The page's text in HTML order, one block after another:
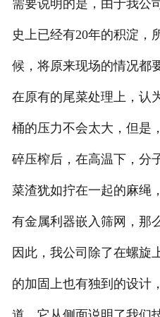
需要说明的是，由于我公
史上已经有20年的积淀，
候，将原来现场的情况都
在原有的尾菜处理上，认
桶的压力不会太大，但是
碎压榨后，在高温下，分
菜渣犹如拧在一起的麻绳
有金属利器嵌入筛网，那
因此，我公司除了在螺旋
的加固上也有独到的设计